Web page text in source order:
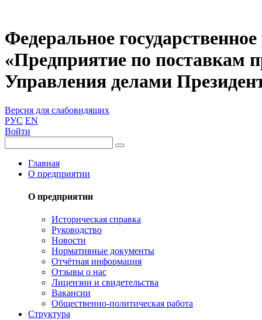
Федеральное
«Предприятие по поставкам
Управления делами
Версия для слабовидящих
РУС EN
Войти
Главная
О предприятии
О предприятии
Историческая справка
Руководство
Новости
Нормативные документы
Отчётная информация
Отзывы о нас
Лицензии и свидетельства
Вакансии
Общественно-политическая работа
Структура